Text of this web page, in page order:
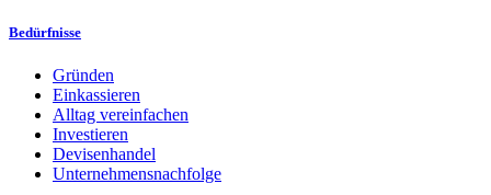
Bedürfnisse
Gründen
Einkassieren
Alltag vereinfachen
Investieren
Devisenhandel
Unternehmensnachfolge